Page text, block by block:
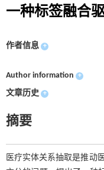
一种标签融合
作者信息 +
Author information +
文章历史 +
摘要
医疗实体关系抽取是推动